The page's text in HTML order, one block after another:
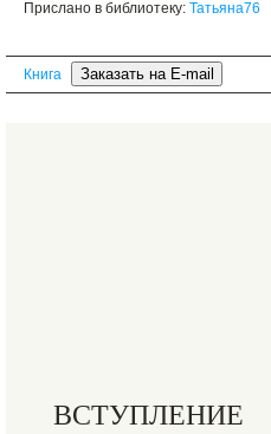
Прислано в библиотеку: Татьяна76
Книга
ВСТУПЛЕНИЕ